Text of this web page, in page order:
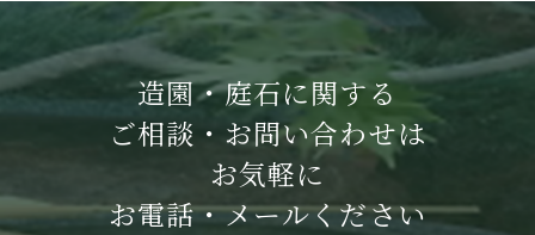
造園・庭石に関する
ご相談・お問い合わせは
お気軽に
お電話・メールください